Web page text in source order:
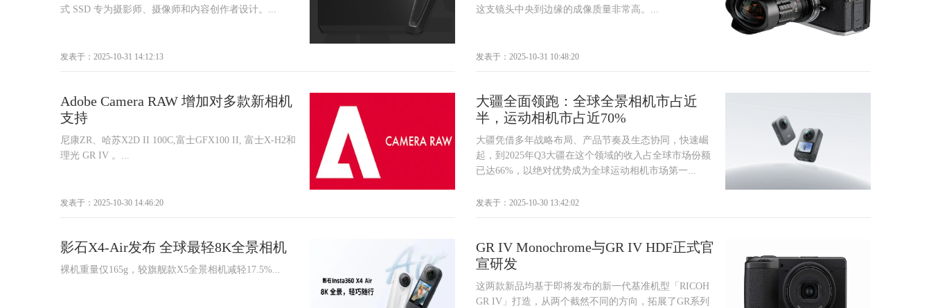
式 SSD 专为摄影师、摄像师和内容创作者设计。...
发表于：2025-10-31 14:12:13
这支镜头中央到边缘的成像质量非常高。...
发表于：2025-10-31 10:48:20
Adobe Camera RAW 增加对多款新相机
支持
尼康ZR、哈苏X2D II 100C,富士GFX100 II, 富士X-H2和
理光 GR IV 。...
发表于：2025-10-30 14:46:20
大疆全面领跑：全球全景相机市占近
半，运动相机市占近70%
大疆凭借多年战略布局、产品节奏及生态协同，快速崛
起，到2025年Q3大疆在这个领域的收入占全球市场份额
已达66%，以绝对优势成为全球运动相机市场第一...
发表于：2025-10-30 13:42:02
影石X4-Air发布 全球最轻8K全景相机
裸机重量仅165g，较旗舰款X5全景相机减轻17.5%...
GR IV Monochrome与GR IV HDF正式官
宣研发
这两款新品均基于即将发布的新一代基准机型「RICOH
GR IV」打造，从两个截然不同的方向，拓展了GR系列